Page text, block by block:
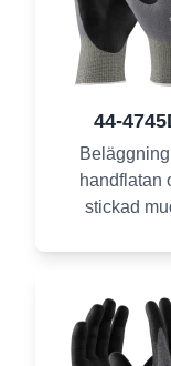
44-
handflatan
stickad